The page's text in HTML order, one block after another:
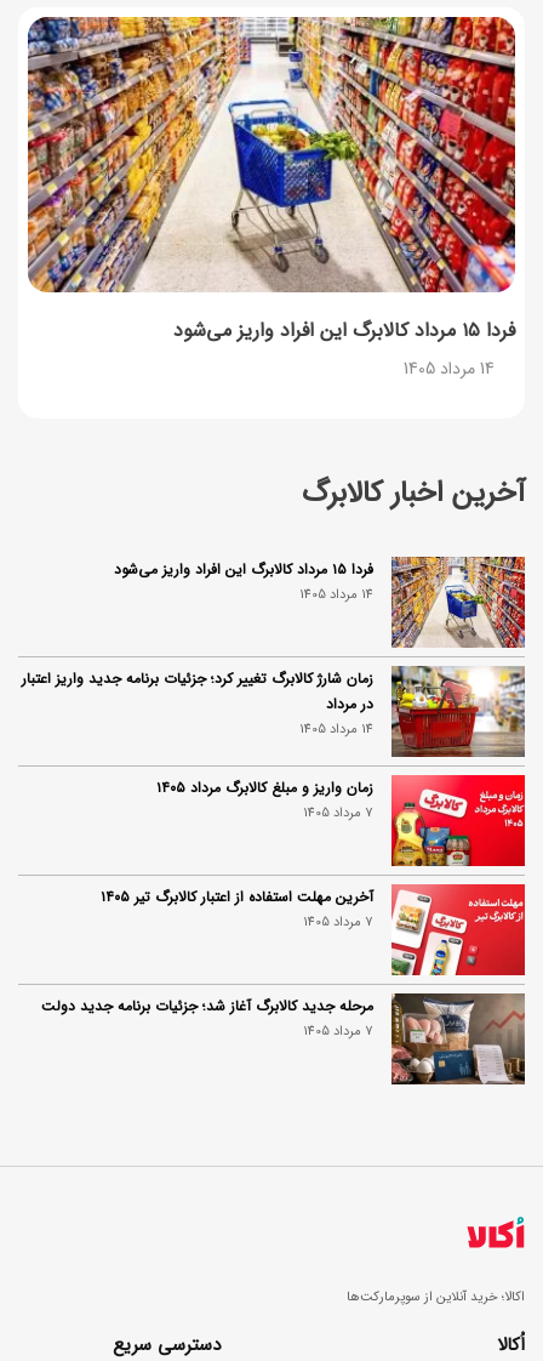
آخرین اخبار کالابرگ
فردا ۱۵ مرداد کالابرگ این افراد واریز می‌شود
14 مرداد 1405
زمان شارژ کالابرگ تغییر کرد؛ جزئیات برنامه جدید واریز اعتبار
در مرداد
14 مرداد 1405
زمان واریز و مبلغ کالابرگ مرداد ۱۴۰۵
7 مرداد 1405
آخرین مهلت استفاده از اعتبار کالابرگ تیر ۱۴۰۵
7 مرداد 1405
مرحله جدید کالابرگ آغاز شد؛ جزئیات برنامه جدید دولت
7 مرداد 1405
فردا ۱۵ مرداد کالابرگ این افراد واریز می‌شود
14 مرداد 1405
اکالا؛ خرید آنلاین از سوپرمارکت‌ها
اُکالا دسترسی سریع